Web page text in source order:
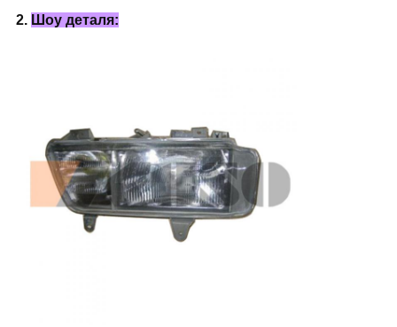
2. Шоу деталя: